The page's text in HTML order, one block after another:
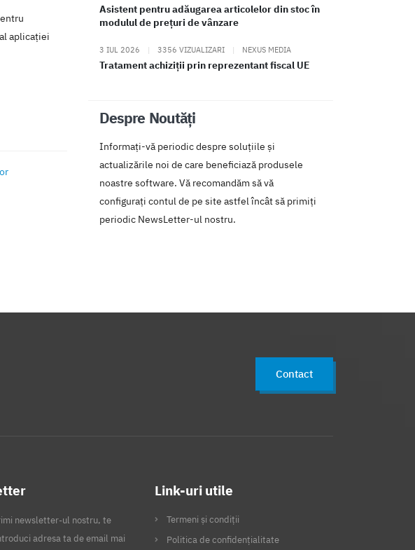
aplicaţiei
Asistent pentru adăugarea articolelor din stoc în
modulul de prețuri de vânzare
3 IUL 2026 | 3356 VIZUALIZARI | NEXUS MEDIA
Tratament achiziții prin reprezentant fiscal UE
Despre Noutăți
Informați-vă periodic despre soluțiile și
actualizările noi de care beneficiază produsele
noastre software. Vă recomandăm să vă
configurați contul de pe site astfel încât să primiți
periodic NewsLetter-ul nostru.
Contact
newsletter-ul nostru, te
adresa ta de email mai
Link-uri utile
Termeni și condiții
Politica de confidențialitate